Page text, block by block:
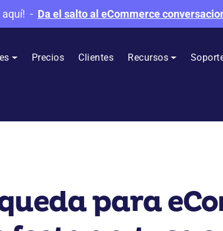
- Da el salto al eCommerce
Precios Clientes Recursos
para